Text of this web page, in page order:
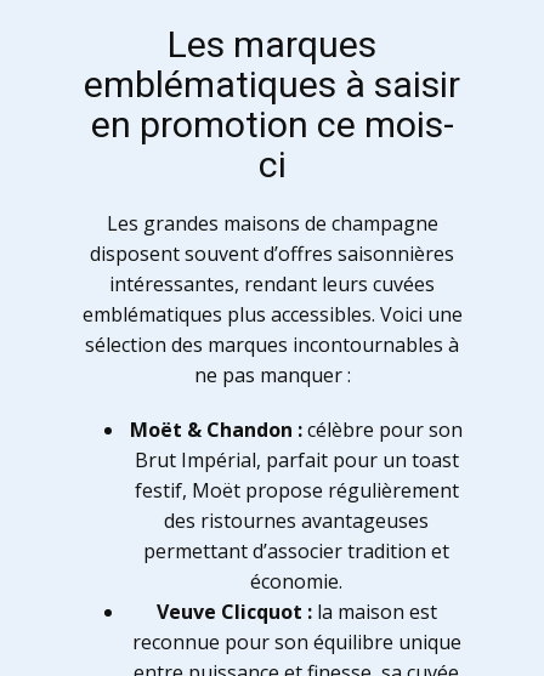
Les marques
emblématiques à saisir
en promotion ce mois-
ci
Les grandes maisons de champagne
disposent souvent d’offres saisonnières
intéressantes, rendant leurs cuvées
emblématiques plus accessibles. Voici une
sélection des marques incontournables à
ne pas manquer :
Moët & Chandon :célèbre pour son
Brut Impérial, parfait pour un toast
festif, Moët propose régulièrement
des ristournes avantageuses
permettant d’associer tradition et
économie.
Veuve Clicquot :la maison est
reconnue pour son équilibre unique